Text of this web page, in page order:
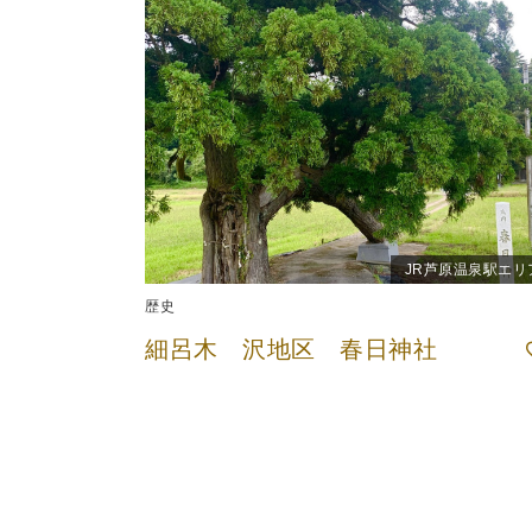
JR芦原温泉駅エリ
歴史
細呂木 沢地区 春日神社